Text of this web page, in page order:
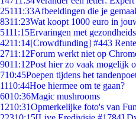
25111:33Afbeeldingen die je
8311:23Wat koopt 1000 euro in
5111:15Ervaringen met
4211:14[Crowdfunding] #443
2711:12Forum werkt niet op
9011:12Post hier zo vaak mogelijk
710:45Poepen tijdens het
1110:44Hoe hiermee om te gaan?
6010:36Magic mushrooms
1210:31Opmerkelijke foto's van